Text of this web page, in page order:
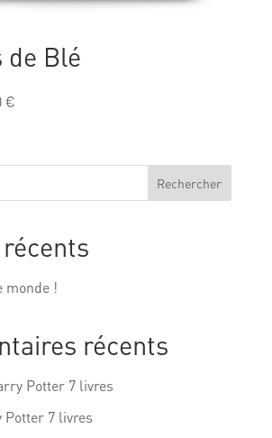
de Blé
€
Rechercher
monde !
récents
Potter 7 livres
Potter 7 livres